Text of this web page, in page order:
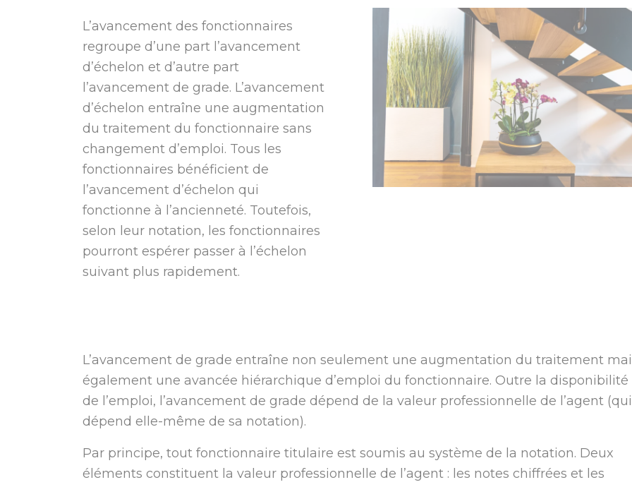
L’avancement des fonctionnaires
regroupe d’une part l’avancement
d’échelon et d’autre part
l’avancement de grade. L’avancement
d’échelon entraîne une augmentation
du traitement du fonctionnaire sans
changement d’emploi. Tous les
fonctionnaires bénéficient de
l’avancement d’échelon qui
fonctionne à l’ancienneté. Toutefois,
selon leur notation, les fonctionnaires
pourront espérer passer à l’échelon
suivant plus rapidement.
L’avancement de grade entraîne non seulement une augmentation du traitement
également une avancée hiérarchique d’emploi du fonctionnaire. Outre la disponibilité
de l’emploi, l’avancement de grade dépend de la valeur professionnelle de l’agent (qui
dépend elle-même de sa notation).
Par principe, tout fonctionnaire titulaire est soumis au système de la notation. Deux
éléments constituent la valeur professionnelle de l’agent : les notes chiffrées et les